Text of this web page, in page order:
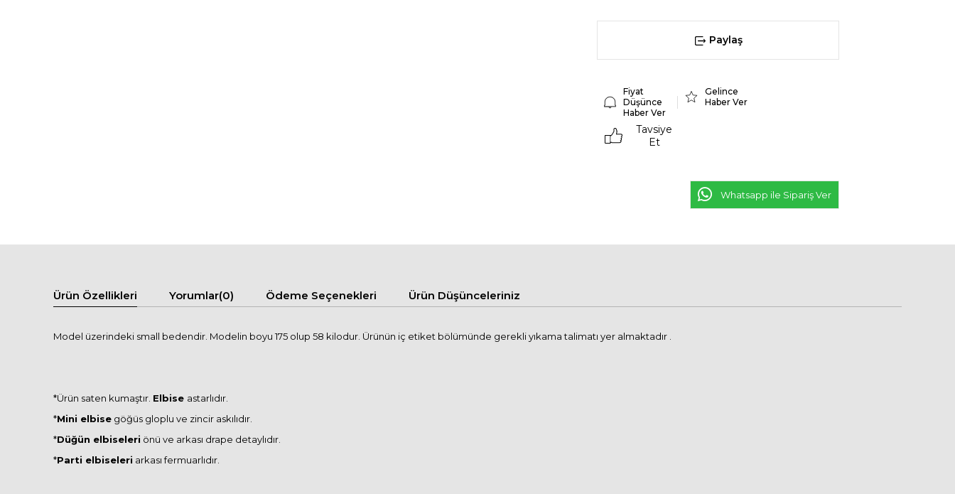
Paylaş
Fiyat
Düşünce
Haber Ver
Gelince
Haber Ver
Tavsiye
Et
Whatsapp ile Sipariş Ver
Ürün Özellikleri Yorumlar(0) Ödeme Seçenekleri Ürün Düşünceleriniz
Model üzerindeki small bedendir. Modelin boyu 175 olup 58 kilodur. Ürünün iç etiket bölümünde gerekli yıkama talimatı yer almaktadır .
*Ürün saten kumaştır. Elbise astarlıdır.
*Mini elbise göğüs gloplu ve zincir askılıdır.
*Düğün elbiseleri önü ve arkası drape detaylıdır.
*Parti elbiseleri arkası fermuarlıdır.